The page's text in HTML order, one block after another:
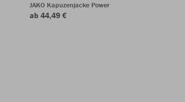
JAKO Kapuzenjacke Power
ab 44,49 €